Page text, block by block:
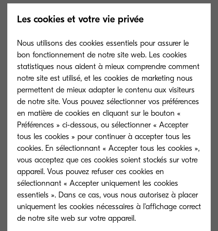
TK-8115K
Black toner yield 12,000 pages in
accordance with ISO/IEC 19798.
Les cookies et votre vie privée
Nous utilisons des cookies essentiels pour assurer le
bon fonctionnement de notre site web. Les cookies
statistiques nous aident à mieux comprendre comment
notre site est utilisé, et les cookies de marketing nous
permettent de mieux adapter le contenu aux visiteurs
de notre site. Vous pouvez sélectionner vos préférences
en matière de cookies en cliquant sur le bouton «
Préférences » ci-dessous, ou sélectionner « Accepter
tous les cookies » pour continuer à accepter tous les
cookies. En sélectionnant « Accepter tous les cookies »,
vous acceptez que ces cookies soient stockés sur votre
appareil. Vous pouvez refuser ces cookies en
sélectionnant « Accepter uniquement les cookies
essentiels ». Dans ce cas, vous nous autorisez à placer
uniquement les cookies nécessaires à l'affichage correct